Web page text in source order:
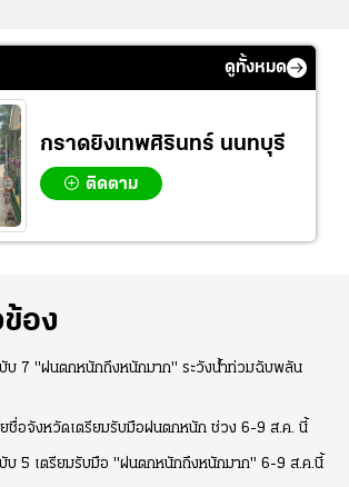
ดูทั้งหมด
กราดยิงเทพศิรินทร์ นนทบุรี
ติดตาม
อง
บ 7 "ฝนตกหนักถึงหนักมาก" ระวังน้ำท่วมฉับพลัน
ชื่อจังหวัดเตรียมรับมือฝนตกหนัก ช่วง 6-9 ส.ค. นี้
บ 5 เตรียมรับมือ "ฝนตกหนักถึงหนักมาก" 6-9 ส.ค.นี้